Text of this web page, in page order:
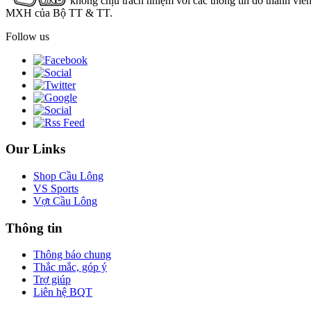
MXH của Bộ TT & TT.
Follow us
Our Links
Shop Cầu Lông
VS Sports
Vợt Cầu Lông
Thông tin
Thông báo chung
Thắc mắc, góp ý
Trợ giúp
Liên hệ BQT